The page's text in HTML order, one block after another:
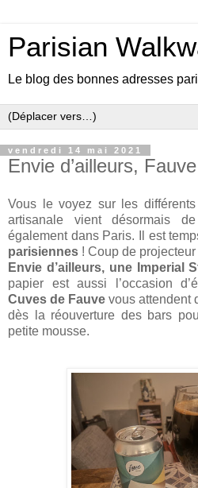
Parisian
Le blog des bonnes adresses
vendredi 14 mai 2021
Envie d’ailleurs,
Vous le voyez sur les
artisanale vient désormais
également dans Paris. Il est
parisiennes ! Coup de projecteur
Envie d’ailleurs, une Imperial
papier est aussi l’occasion
Cuves de Fauve vous attendent
dès la réouverture des bars
petite mousse.